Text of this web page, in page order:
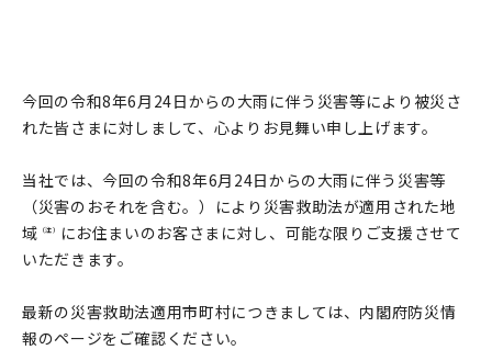
今回の令和8年6月24日からの大雨に伴う災害等により被災さ
れた皆さまに対しまして、心よりお見舞い申し上げます。
当社では、今回の令和8年6月24日からの大雨に伴う災害等
（災害のおそれを含む。）により災害救助法が適用された地
域 （注）
にお住まいのお客さまに対し、可能な限りご支援させて
いただきます。
最新の災害救助法適用市町村につきましては、内閣府防災情
報のページをご確認ください。